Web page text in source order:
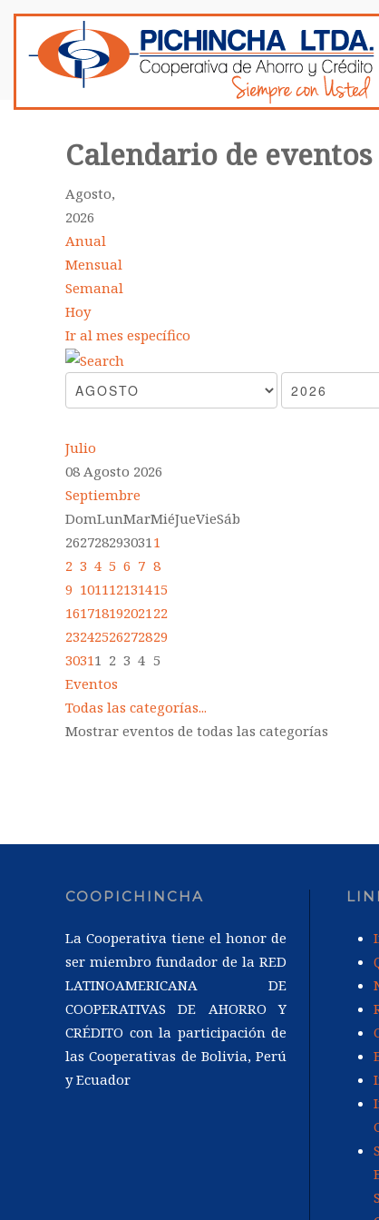
Calendario de eventos
Agosto,
2026
Anual
Mensual
Semanal
Hoy
Ir al mes específico
Julio
08 Agosto 2026
Septiembre
DomLunMarMiéJueVieSáb
262728293031 1
2 3 4 5 6 7 8
9 101112131415
161718192021 22
23242526272829
30311 2 3 4 5
Eventos
Todas las categorías...
Mostrar eventos de todas las categorías
COOPICHINCHA
La Cooperativa tiene el honor de
ser miembro fundador de la RED
LATINOAMERICANA DE
COOPERATIVAS DE AHORRO Y
CRÉDITO con la participación de
las Cooperativas de Bolivia, Perú
y Ecuador